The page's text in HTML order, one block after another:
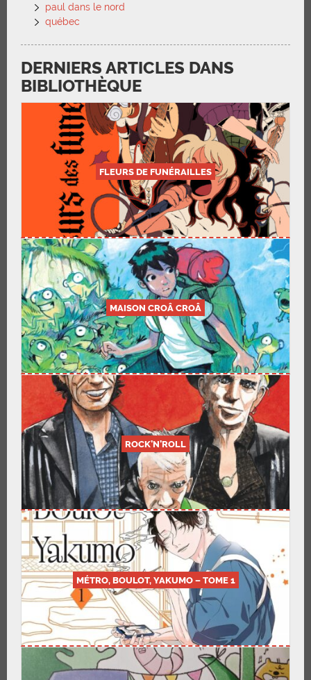
paul dans le nord
québec
DERNIERS ARTICLES DANS
BIBLIOTHÈQUE
FLEURS DE FUNÉRAILLES
MAISON CROÂ CROÂ
ROCK’N’ROLL
MÉTRO, BOULOT, YAKUMO – TOME 1